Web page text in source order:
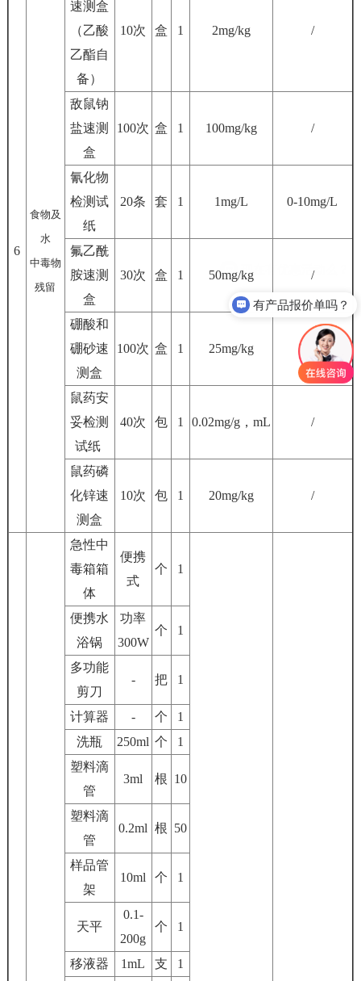
6
食物及
水
中毒物
残留
速测盒
（乙酸
乙酯自
备）
10次 盒 1 2mg/kg /
敌鼠钠
盐速测
盒
100次 盒 1 100mg/kg /
氰化物
检测试
纸
20条 套 1 1mg/L 0-10mg/L
氟乙酰
胺速测
盒
30次 盒 1 50mg/kg /
硼酸和
硼砂速
测盒
100次 盒 1 25mg/kg 定性
鼠药安
妥检测
试纸
40次 包 1 0.02mg/g，mL /
鼠药磷
化锌速
测盒
10次 包 1 20mg/kg /
急性中
毒箱箱
体
便携
式
个 1
便携水
浴锅
功率
300W
个 1
多功能
剪刀
- 把 1
计算器 - 个
1
洗瓶
250ml 个
1
塑料滴
管
3ml 根 10
塑料滴
管
0.2ml 根 50
样品管
架
10ml 个 1
天平
0.1-
200g
个 1
移液器 1mL 支
1
有产品报价单吗？